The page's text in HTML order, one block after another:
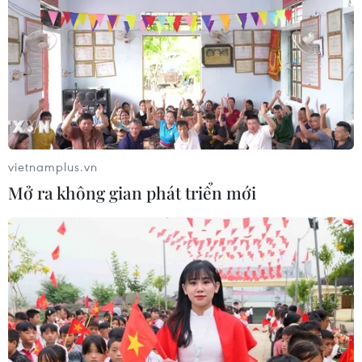
05/08/2026 14:58
Thực hiện các nhiệm vụ trọng tâm
trong năm học 2026-2027
05/08/2026 13:13
Thi lại ở Tuyên Quang: Thí
sinh vẫn được xét tuyển đại học theo
nguyện vọng đã đăng ký
05/08/2026 11:02
Thứ trưởng Bộ GD-ĐT: Thi lại không
phải để xóa bỏ trách nhiệm của thí
sinh
vietnamplus.vn
Mở ra không gian phát triển mới